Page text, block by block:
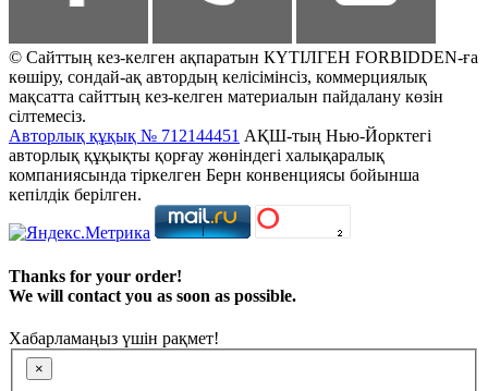
© Сайттың кез-келген ақпаратын КҮТІЛГЕН FORBIDDEN-ға
көшіру, сондай-ақ автордың келісімінсіз, коммерциялық
мақсатта сайттың кез-келген материалын пайдалану көзін
сілтемесіз.
Авторлық құқық № 712144451 АҚШ-тың Нью-Йорктегі
авторлық құқықты қорғау жөніндегі халықаралық
компаниясында тіркелген Берн конвенциясы бойынша
кепілдік берілген.
Thanks for your order!
We will contact you as soon as possible.
Хабарламаңыз үшін рақмет!
×